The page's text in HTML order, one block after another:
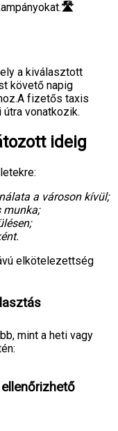
🛣️
a kiválasztott
követő napig
fizetős taxis
vonatkozik.
ideig
a városon kívül;
munka;
;
.
elkötelezettség
mint a heti vagy